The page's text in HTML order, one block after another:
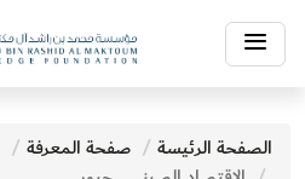
Toggle
navigation
الصفحة الرئيسة صفحة المعرفة